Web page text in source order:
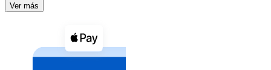
Ver todo
Compra criptomonedas con efectivo en tu tienda más
Ver más